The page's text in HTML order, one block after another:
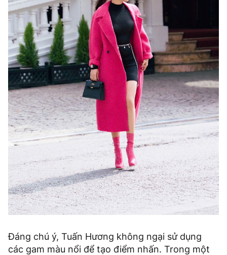
Đáng chú ý, Tuấn Hương không ngại sử dụng
các gam màu nổi để tạo điểm nhấn. Trong một